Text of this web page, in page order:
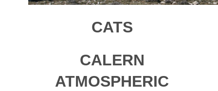
CATS
CALERN
ATMOSPHERIC